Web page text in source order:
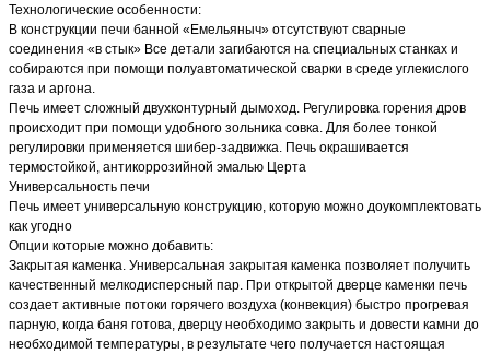
Технологические особенности:
В конструкции печи банной «Емельяныч» отсутствуют сварные
соединения «в стык» Все детали загибаются на специальных станках и
собираются при помощи полуавтоматической сварки в среде углекислого
газа и аргона.
Печь имеет сложный двухконтурный дымоход. Регулировка горения дров
происходит при помощи удобного зольника совка. Для более тонкой
регулировки применяется шибер-задвижка. Печь окрашивается
термостойкой, антикоррозийной эмалью Церта
Универсальность печи
Печь имеет универсальную конструкцию, которую можно доукомплектовать
как угодно
Опции которые можно добавить:
Закрытая каменка. Универсальная закрытая каменка позволяет получить
качественный мелкодисперсный пар. При открытой дверце каменки печь
создает активные потоки горячего воздуха (конвекция) быстро прогревая
парную, когда баня готова, дверцу необходимо закрыть и довести камни до
необходимой температуры, в результате чего получается настоящая